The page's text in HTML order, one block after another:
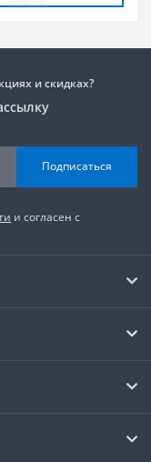
и скидках?
Подписаться
и согласен с